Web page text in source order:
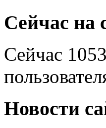
Сейчас на
Сейчас
Новости